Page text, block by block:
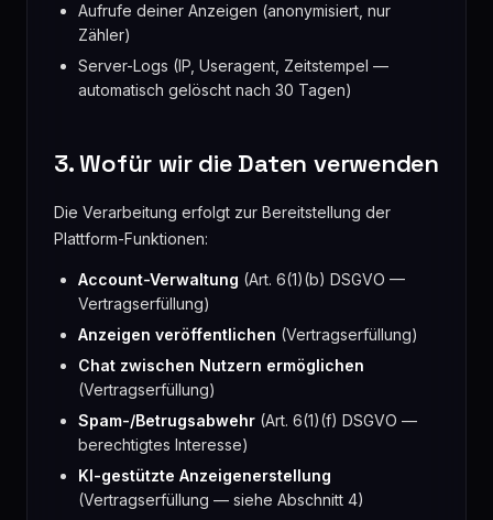
Aufrufe deiner Anzeigen (anonymisiert, nur
Zähler)
Server-Logs (IP, Useragent, Zeitstempel —
automatisch gelöscht nach 30 Tagen)
3. Wofür wir die Daten verwenden
Die Verarbeitung erfolgt zur Bereitstellung der
Plattform-Funktionen:
Account-Verwaltung (Art. 6(1)(b) DSGVO —
Vertragserfüllung)
Anzeigen veröffentlichen (Vertragserfüllung)
Chat zwischen Nutzern ermöglichen
(Vertragserfüllung)
Spam-/Betrugsabwehr (Art. 6(1)(f) DSGVO —
berechtigtes Interesse)
KI-gestützte Anzeigenerstellung
(Vertragserfüllung — siehe Abschnitt 4)